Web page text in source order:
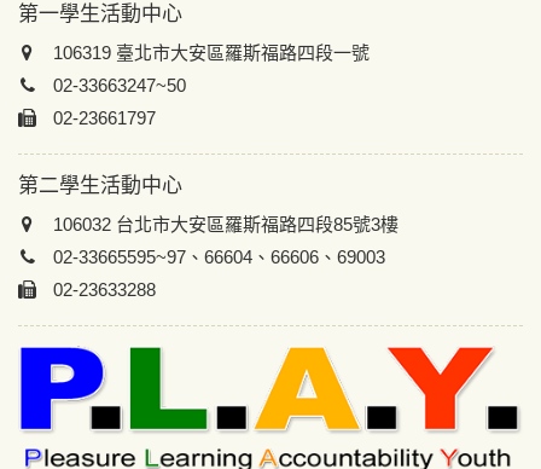
第一學生活動中心
106319 臺北市大安區羅斯福路四段一號
02-33663247~50
02-23661797
第二學生活動中心
106032 台北市大安區羅斯福路四段85號3樓
02-33665595~97、66604、66606、69003
02-23633288